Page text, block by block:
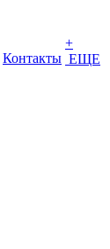
Контакты
+
ЕЩЕ